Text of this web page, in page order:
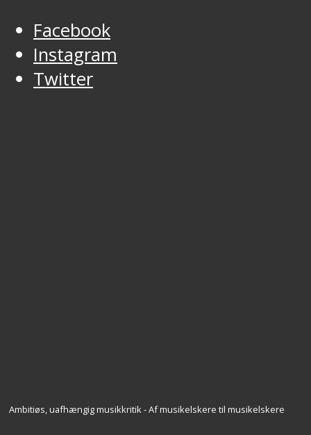
Facebook
Instagram
Twitter
Ambitiøs, uafhængig musikkritik - Af musikelskere til musikelskere